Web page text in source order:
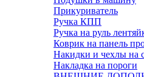
Прикуриватель
Ручка КПП
Ручка на руль
Коврик на панель
Накидки и чехлы на
Накладка на пороги